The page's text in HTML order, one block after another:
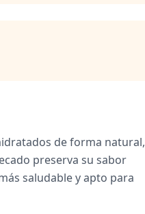
de forma natural,
preserva su sabor
saludable y apto para